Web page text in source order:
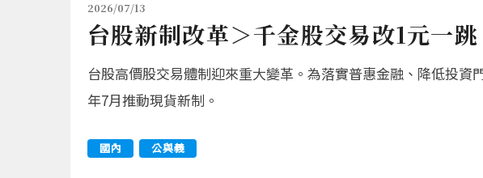
2026/07/13
台股新制改革＞千金股交易改1元一
台股高價股交易體制迎來重大變革。為落實普惠金融、降低投
年7月推動現貨新制。
國內 公與義